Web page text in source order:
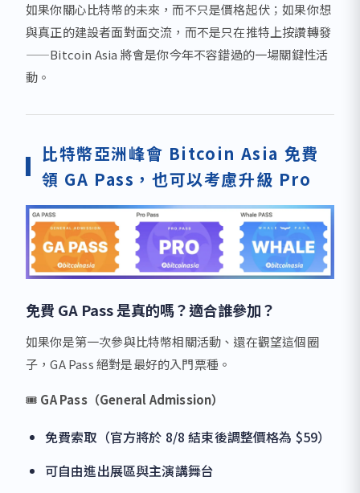
如果你關心比特幣的未來，而不只是價格起伏；如果你想
與真正的建設者面對面交流，而不是只在推特上按讚轉發
——Bitcoin Asia 將會是你今年不容錯過的一場關鍵性活
動。
比特幣亞洲峰會 Bitcoin Asia 免費
領 GA Pass，也可以考慮升級 Pro
免費 GA Pass 是真的嗎？適合誰參加？
如果你是第一次參與比特幣相關活動、還在觀望這個圈
子，GA Pass 絕對是最好的入門票種。
🎟️ GA Pass（General Admission）
免費索取（官方將於 8/8 結束後調整價格為 $59）
可自由進出展區與主演講舞台